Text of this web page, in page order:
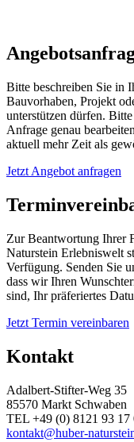
Bitte beschreiben Sie in
Bauvorhaben, Projekt
unterstützen dürfen.
Anfrage genau
aktuell mehr Zeit als
Jetzt Angebot anfragen
Zur Beantwortung Ihrer
Naturstein Erlebniswelt
Verfügung. Senden Sie
dass wir Ihren
sind, Ihr präferiertes
Jetzt Termin vereinbaren
Kontakt
Adalbert-Stifter-Weg 35
85570 Markt Schwaben
TEL +49 (0) 8121 93 17
kontakt@huber-